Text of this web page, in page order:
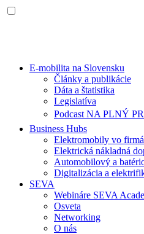
E-mobilita na Slovensku
Články a publikácie
Dáta a štatistika
Legislatíva
Podcast NA PLNÝ
Business Hubs
Elektromobily vo
Elektrická nákladná
Automobilový a
Digitalizácia a
SEVA
Webináre SEVA
Osveta
Networking
O nás